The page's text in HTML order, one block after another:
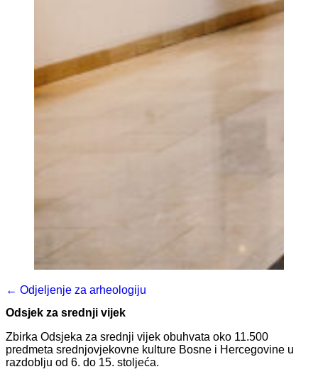
← Odjeljenje za arheologiju
Odsjek za srednji vijek
Zbirka Odsjeka za srednji vijek obuhvata oko 11.500
predmeta srednjovjekovne kulture Bosne i Hercegovine u
razdoblju od 6. do 15. stoljeća.